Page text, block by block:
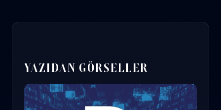
YAZIDAN GÖRSELLER